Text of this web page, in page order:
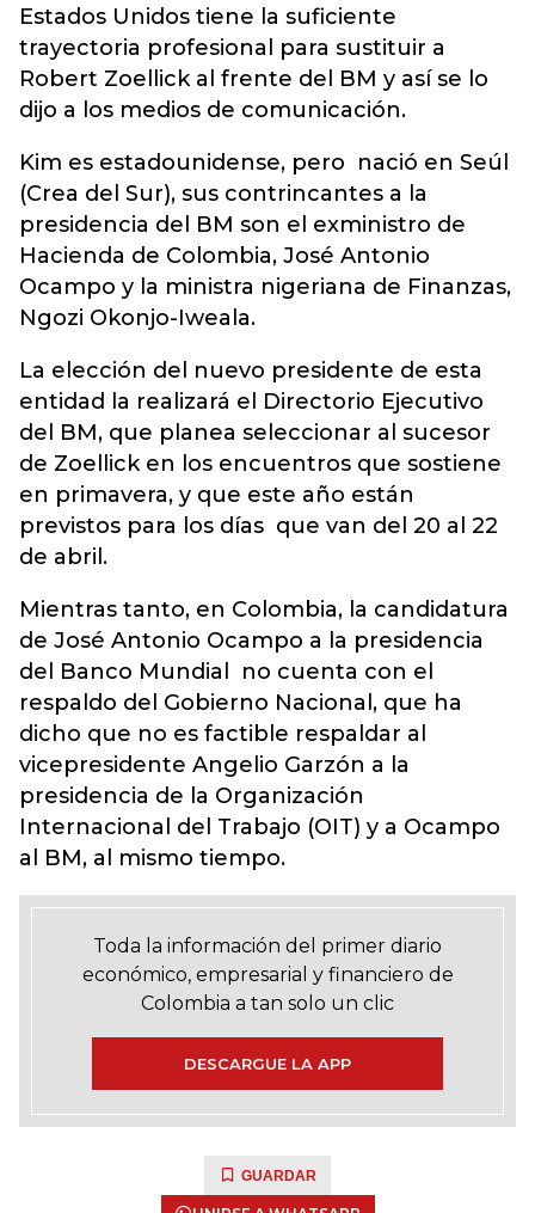
Estados Unidos tiene la suficiente
trayectoria profesional para sustituir a
Robert Zoellick al frente del BM y así se lo
dijo a los medios de comunicación.
Kim es estadounidense, pero nació en Seúl
(Crea del Sur), sus contrincantes a la
presidencia del BM son el exministro de
Hacienda de Colombia, José Antonio
Ocampo y la ministra nigeriana de Finanzas,
Ngozi Okonjo-Iweala.
La elección del nuevo presidente de esta
entidad la realizará el Directorio Ejecutivo
del BM, que planea seleccionar al sucesor
de Zoellick en los encuentros que sostiene
en primavera, y que este año están
previstos para los días que van del 20 al 22
de abril.
Mientras tanto, en Colombia, la candidatura
de José Antonio Ocampo a la presidencia
del Banco Mundial no cuenta con el
respaldo del Gobierno Nacional, que ha
dicho que no es factible respaldar al
vicepresidente Angelio Garzón a la
presidencia de la Organización
Internacional del Trabajo (OIT) y a Ocampo
al BM, al mismo tiempo.
Toda la información del primer diario
económico, empresarial y financiero de
Colombia a tan solo un clic
DESCARGUE LA APP
GUARDAR